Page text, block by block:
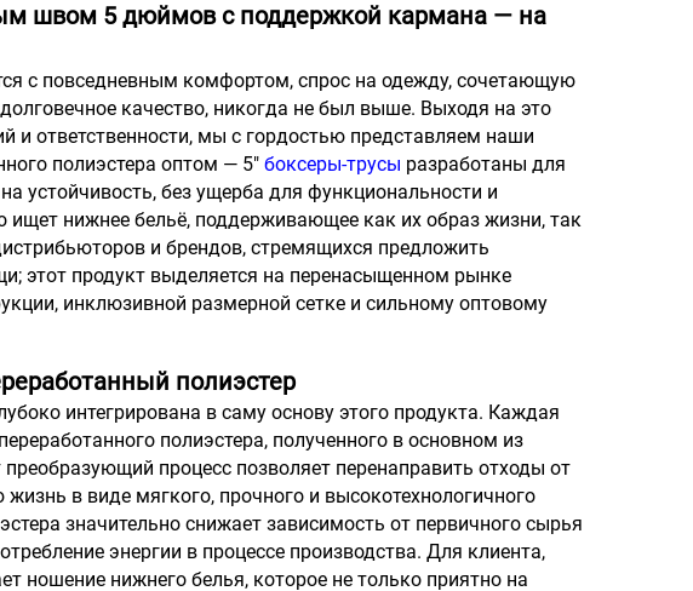
швом 5 дюймов с поддержкой кармана — на
с повседневным комфортом, спрос на одежду, сочетающую
качество, никогда не был выше. Выходя на это
и ответственности, мы с гордостью представляем наши
полиэстера оптом — 5″ боксеры-трусы разработаны для
устойчивость, без ущерба для функциональности и
ищет нижнее бельё, поддерживающее как их образ жизни, так
и брендов, стремящихся предложить
этот продукт выделяется на перенасыщенном рынке
инклюзивной размерной сетке и сильному оптовому
полиэстер
интегрирована в саму основу этого продукта. Каждая
полиэстера, полученного в основном из
процесс позволяет перенаправить отходы от
в виде мягкого, прочного и высокотехнологичного
значительно снижает зависимость от первичного сырья
энергии в процессе производства. Для клиента,
ношение нижнего белья, которое не только приятно на